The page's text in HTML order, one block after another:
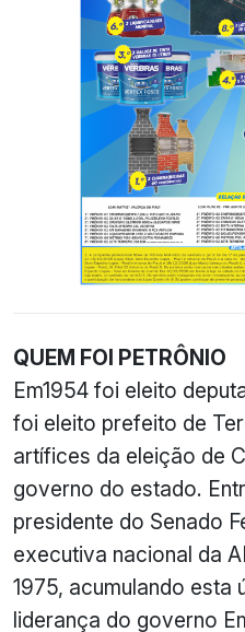
QUEM FOI PETRÔNIO
Em1954 foi eleito
foi eleito prefeito de
artífices da eleição de
governo do estado.
presidente do Senado
executiva nacional da
1975, acumulando esta
liderança do governo